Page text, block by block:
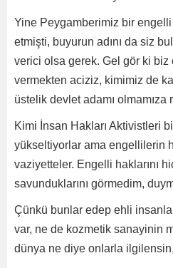
Yine Peygamberimiz bir
etmişti, buyurun adını da siz
verici olsa gerek. Gel gör ki biz
vermekten aciziz, kimimiz de
üstelik devlet adamı olmamıza
Kimi İnsan Hakları Aktivistleri
yükseltiyorlar ama engellilerin
vaziyetteler. Engelli haklarını
savunduklarını görmedim,
Çünkü bunlar edep ehli
var, ne de kozmetik sanayinin
dünya ne diye onlarla